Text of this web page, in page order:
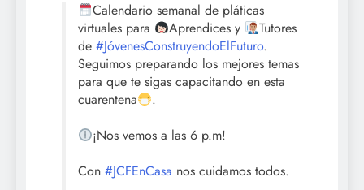
Calendario semanal de pláticas
virtuales para
Aprendices y
Tutores
de #JóvenesConstruyendoElFuturo.
Seguimos preparando los mejores temas
para que te sigas capacitando en esta
cuarentena
.
¡Nos vemos a las 6 p.m!
Con #JCFEnCasa nos cuidamos todos.